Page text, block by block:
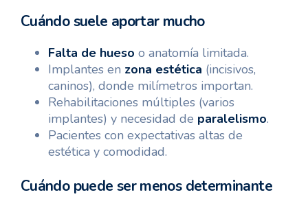
Cuándo suele aportar mucho
Falta de hueso o anatomía limitada.
Implantes en zona estética (incisivos,
caninos), donde milímetros importan.
Rehabilitaciones múltiples (varios
implantes) y necesidad de paralelismo.
Pacientes con expectativas altas de
estética y comodidad.
Cuándo puede ser menos determinante